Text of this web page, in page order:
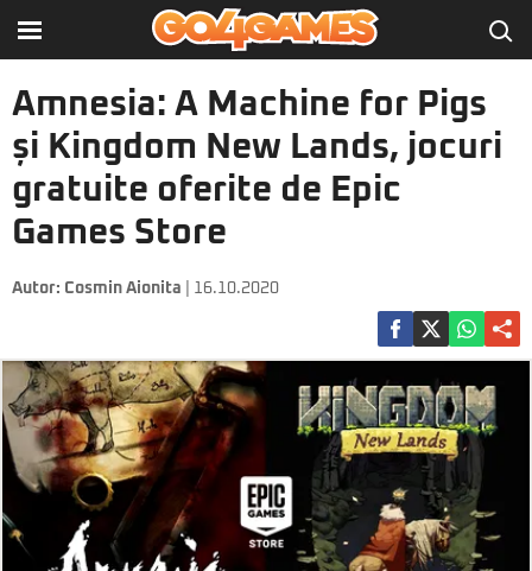
Amnesia: A Machine for Pigs
și Kingdom New Lands, jocuri
gratuite oferite de Epic
Games Store
Autor: Cosmin Aionita | 16.10.2020